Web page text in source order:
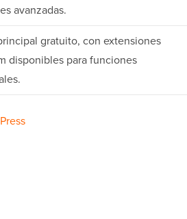
avanzadas.
gratuito, con extensiones
disponibles para funciones